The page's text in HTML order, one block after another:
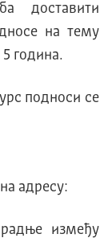
доставити
на тему
година.
подноси се
адресу:
између